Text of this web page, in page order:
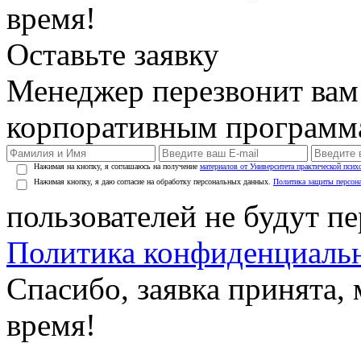
время!
Оставьте заявку
Менеджер перезвонит
корпоративным
Нажимая на кнопку, я соглашаюсь на получение материалов от Университета практической
Нажимая кнопку, я даю согласие на обработку персональных данных. Политика защиты
пользователей не будут
Политика
Спасибо, заявка
время!